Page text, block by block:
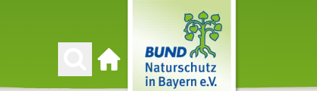
Zur Startseite